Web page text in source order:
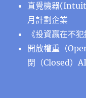
直覺機器
月計劃企業
《投資贏在不
開放權重（
閉（Closed）